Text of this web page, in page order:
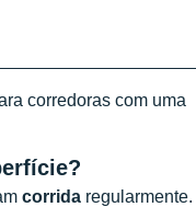
corredoras com uma
corrida regularmente.